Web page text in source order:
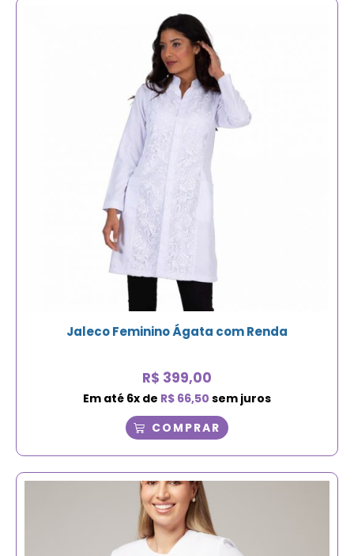
Jaleco Feminino Ágata com Renda
R$ 399,00
Em até 6x de R$ 66,50 sem juros
COMPRAR